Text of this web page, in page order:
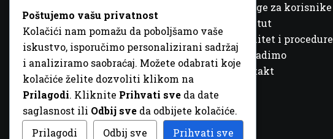
Fra Ivana Jukića br. 2, 72000 Zenica, BiH
+387 32 448 001
info@inz.ba
http://www.inz.ba
Usluge za korisnike
Institut
Kvalitet i procedure
Šta radimo
Kontakt
© 2026 Sva prava zadržana. DizajnGordonDM
Poštujemo vašu privatnost
Kolačići nam pomažu da poboljšamo vaše
iskustvo, isporučimo personalizirani sadržaj
i analiziramo saobraćaj. Možete odabrati koje
kolačiće želite dozvoliti klikom na
Prilagodi. Kliknite Prihvati sve da date
saglasnost ili Odbij sve da odbijete kolačiće.
Prilagodi
Odbij sve Prihvati sve